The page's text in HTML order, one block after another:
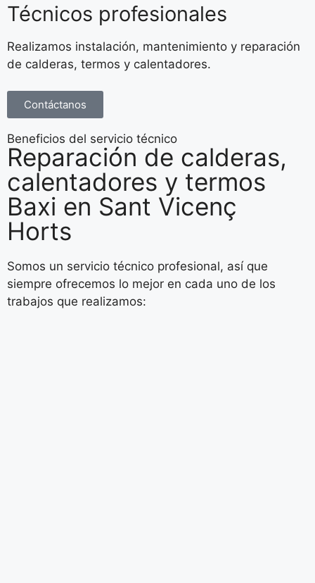
Técnicos profesionales
Realizamos instalación, mantenimiento y reparación
de calderas, termos y calentadores.
Contáctanos
Beneficios del servicio técnico
Reparación de calderas,
calentadores y termos
Baxi en Sant Vicenç
Horts
Somos un servicio técnico profesional, así que
siempre ofrecemos lo mejor en cada uno de los
trabajos que realizamos: